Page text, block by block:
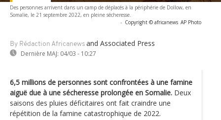
Des personnes arrivent dans un camp de déplacés à la périphérie de Dollow, en
Somalie, le 21 septembre 2022, en pleine sécheresse.
- Copyright © africanews AP Photo
By Rédaction Africanews and Associated Press
Dernière MAJ: 04/03 - 10:27
6,5 millions de personnes sont confrontées à une famine
aiguë due à une sécheresse prolongée en Somalie. Deux
saisons des pluies déficitaires ont fait craindre une
répétition de la famine catastrophique de 2022.